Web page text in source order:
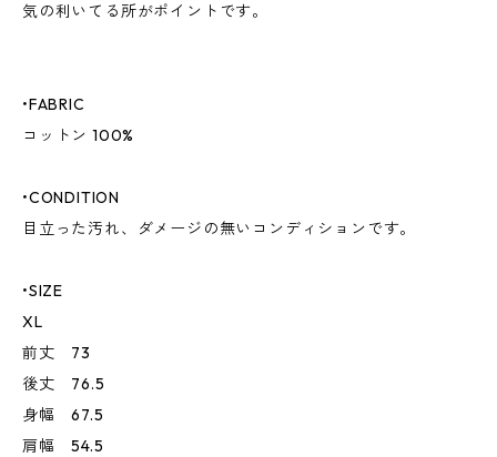
気の利いてる所がポイントです。
•FABRIC
コットン 100%
•CONDITION
目立った汚れ、ダメージの無いコンディションです。
•SIZE
XL
前丈 73
後丈 76.5
身幅 67.5
肩幅 54.5